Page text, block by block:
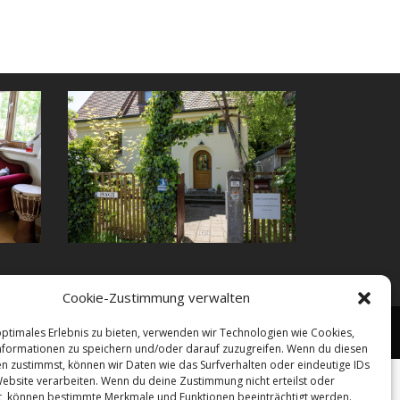
Cookie-Zustimmung verwalten
Erlebnis zu bieten, verwenden wir Technologien wie Cookies,
zu speichern und/oder darauf zuzugreifen. Wenn du diesen
zustimmst, können wir Daten wie das Surfverhalten oder eindeutige IDs
verarbeiten. Wenn du deine Zustimmung nicht erteilst oder
können bestimmte Merkmale und Funktionen beeinträchtigt werden.
Ausbildung Impressum Datenschutz